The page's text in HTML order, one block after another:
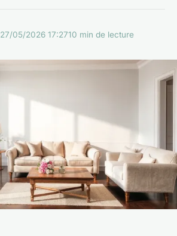
27/05/2026 17:2710 min de lecture